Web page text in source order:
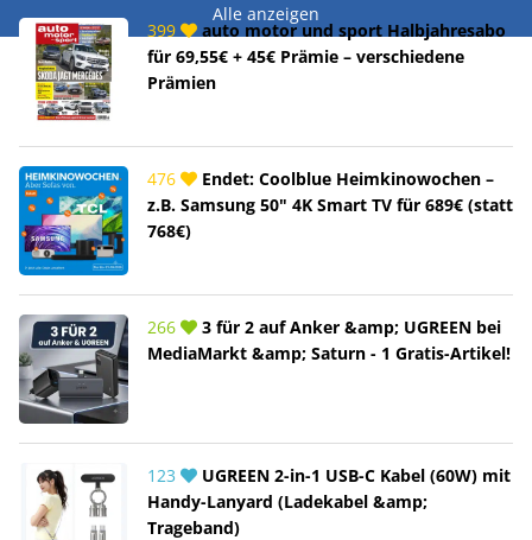
Alle anzeigen
399
auto motor und sport Halbjahresabo
für 69,55€ + 45€ Prämie – verschiedene
Prämien
476
Endet: Coolblue Heimkinowochen –
z.B. Samsung 50" 4K Smart TV für 689€ (statt
768€)
266
3 für 2 auf Anker &amp; UGREEN bei
MediaMarkt &amp; Saturn - 1 Gratis-Artikel!
123
UGREEN 2-in-1 USB-C Kabel (60W) mit
Handy-Lanyard (Ladekabel &amp;
Trageband)